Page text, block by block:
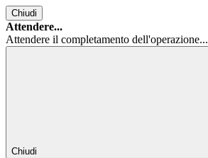
Chiudi
Attendere...
Attendere il completamento dell'operazione...
Chiudi